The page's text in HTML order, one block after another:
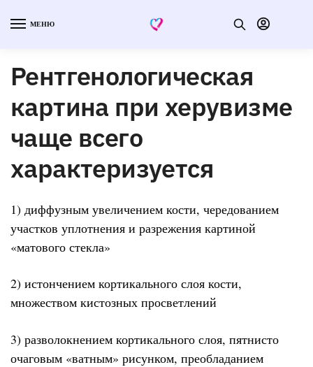
МЕНЮ
Рентгенологическая
картина при херувизме
чаще всего
характеризуется
1) диффузным увеличением кости, чередованием
участков уплотнения и разрежения картиной
«матового стекла»
2) истончением кортикального слоя кости,
множеством кистозных просветлений
3) разволокнением кортикального слоя, пятнисто
очаговым «ватным» рисунком, преобладанием